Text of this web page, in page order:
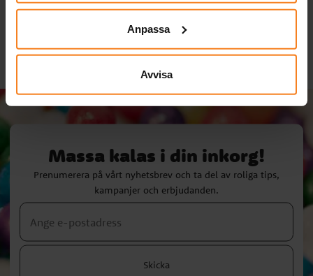
Anpassa
Avvisa
KÖP KÖP
Massa kalas i din inkorg!
Prenumerera på vårt nyhetsbrev och ta del av roliga tips,
kampanjer och erbjudanden.
Skicka